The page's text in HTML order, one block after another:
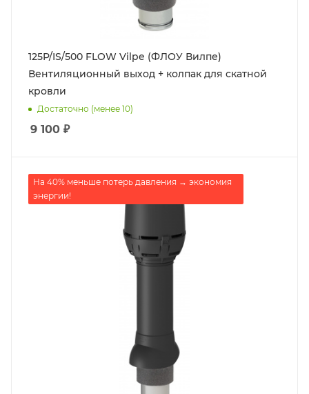
125P/IS/500 FLOW Vilpe (ФЛОУ Вилпе)
Вентиляционный выход + колпак для скатной
кровли
Достаточно (менее 10)
9 100 ₽
На 40% меньше потерь давления → экономия
энергии!